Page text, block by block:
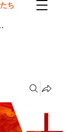
イン
ち